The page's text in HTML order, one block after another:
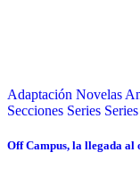
Adaptación Novelas
Secciones Series
Off Campus, la llegada al